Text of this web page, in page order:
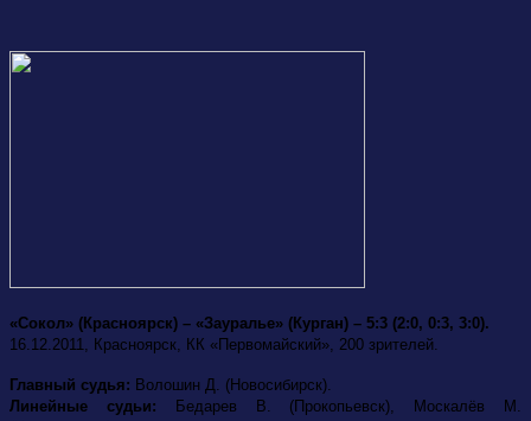
«Сокол» (Красноярск) – «Зауралье» (Курган) – 5:3 (2:0, 0:3, 3:0).
16.12.2011, Красноярск, КК «Первомайский», 200 зрителей.
Главный судья: Волошин Д. (Новосибирск).
Линейные судьи: Бедарев В. (Прокопьевск), Москалёв М.